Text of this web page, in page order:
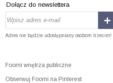
Dołącz do newslettera
Adres nie będzie udostępniany osobom trzecim!
Foorni wnętrza publiczne
Obserwuj Foorni na Pinterest